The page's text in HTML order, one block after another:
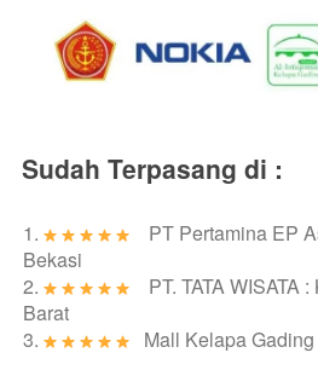
Sudah Terpasang di :
1. PT Pertamina EP
Bekasi
2.
PT. TATA WISATA
Barat
3.
   Mall Kelapa Gading